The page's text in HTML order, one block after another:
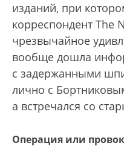
изданий, при
корреспондент The
чрезвычайное
вообще дошла
с задержанными
лично с
а встречался со
Операция или